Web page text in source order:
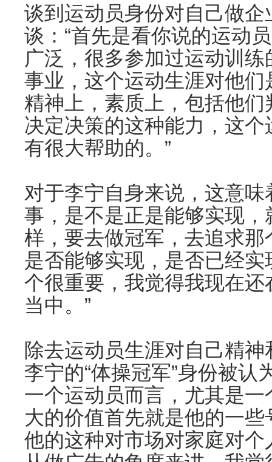
谈到运动员身份对自己做
谈：“首先是看你说的运动
广泛，很多参加过运动训
事业，这个运动生涯对他
精神上，素质上，包括他
决定决策的这种能力，这
有很大帮助的。”
对于李宁自身来说，这意味
事，是不是正是能够实现
样，要去做冠军，去追求
是否能够实现，是否已经
个很重要，我觉得我现在
当中。”
除去运动员生涯对自己精
李宁的“体操冠军”身份被认
一个运动员而言，尤其是
大的价值首先就是他的一
他的这种对市场对家庭对